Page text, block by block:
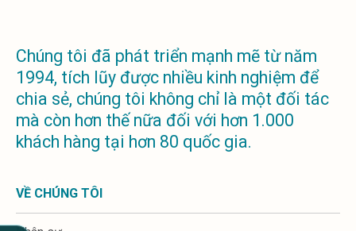
Tài nguyên
Câu chuyện
Sự kiện
Về chúng tôi
Sự nghiệp
Chúng tôi đã phát triển mạnh mẽ từ năm
1994, tích lũy được nhiều kinh nghiệm để
chia sẻ, chúng tôi không chỉ là một đối tác
mà còn hơn thế nữa đối với hơn 1.000
khách hàng tại hơn 80 quốc gia.
VỀ CHÚNG TÔI